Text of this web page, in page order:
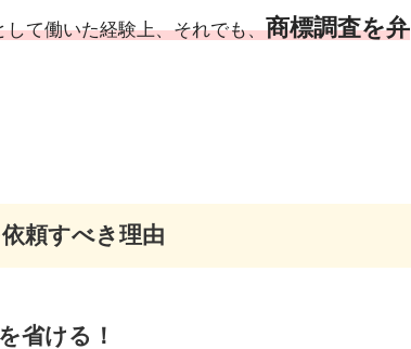
て働いた経験上、それでも、商標調査を弁
頼すべき理由
省ける！